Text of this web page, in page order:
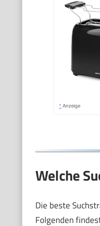
* Anzeige
Welche
Die beste
Folgenden